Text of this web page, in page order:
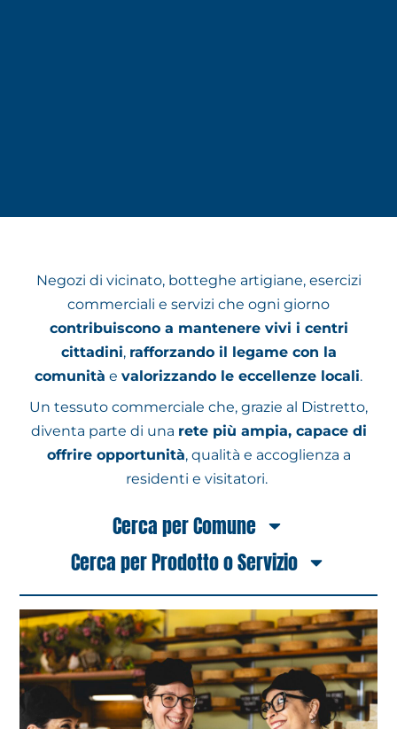
Negozi di vicinato, botteghe artigiane, esercizi
commerciali e servizi che ogni giorno
contribuiscono a mantenere vivi i centri
cittadini, rafforzando il legame con la
comunità e valorizzando le eccellenze locali.
Un tessuto commerciale che, grazie al Distretto,
diventa parte di una rete più ampia, capace di
offrire opportunità, qualità e accoglienza a
residenti e visitatori.
Cerca per Comune
Cerca per Prodotto o Servizio